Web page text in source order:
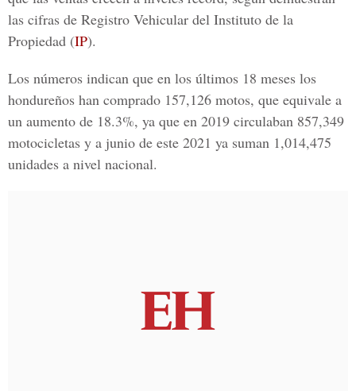
las cifras de Registro Vehicular del Instituto de la
Propiedad (IP).
Los números indican que en los últimos 18 meses los
hondureños han comprado 157,126 motos, que equivale a
un aumento de 18.3%, ya que en 2019 circulaban 857,349
motocicletas y a junio de este 2021 ya suman 1,014,475
unidades a nivel nacional.